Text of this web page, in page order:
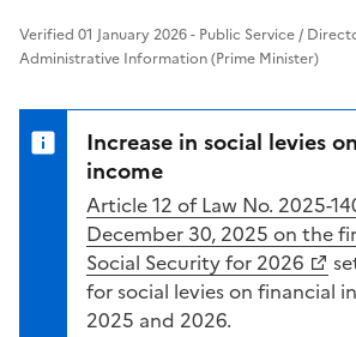
Verified 01 January 2026 - Public Service /
Administrative Information (Prime Minister)
Increase in social levies
income
Article 12 of Law No. 2025-1403 of
December 30, 2025 on the
Social Security for 2026
for social levies on financial
2025 and 2026.